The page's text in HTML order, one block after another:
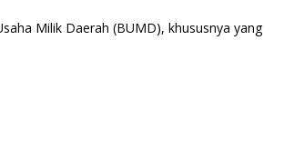
Milik Daerah (BUMD), khususnya yang